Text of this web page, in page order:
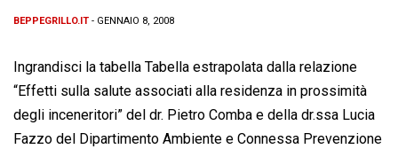
BEPPEGRILLO.IT - GENNAIO 8, 2008
Ingrandisci la tabella Tabella estrapolata dalla relazione
“Effetti sulla salute associati alla residenza in prossimità
degli inceneritori” del dr. Pietro Comba e della dr.ssa Lucia
Fazzo del Dipartimento Ambiente e Connessa Prevenzione